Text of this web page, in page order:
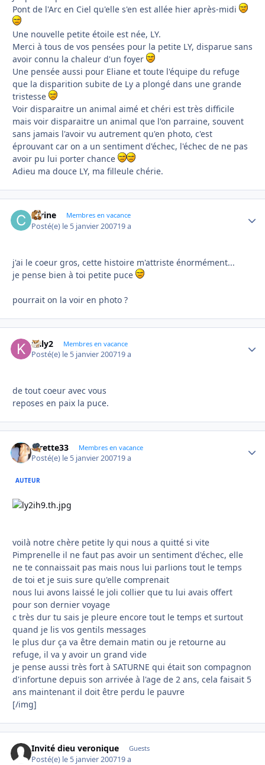
Pont de l'Arc en Ciel qu'elle s'en est allée hier après-midi
Une nouvelle petite étoile est née, LY.
Merci à tous de vos pensées pour la petite LY, disparue sans
avoir connu la chaleur d'un foyer
Une pensée aussi pour Eliane et toute l'équipe du refuge
que la disparition subite de Ly a plongé dans une grande
tristesse
Voir disparaitre un animal aimé et chéri est très difficile
mais voir disparaitre un animal que l'on parraine, souvent
sans jamais l'avoir vu autrement qu'en photo, c'est
éprouvant car on a un sentiment d'échec, l'échec de ne pas
avoir pu lui porter chance
Adieu ma douce LY, ma filleule chérie.
carine Membres en vacance
Posté(e) le 5 janvier 200719 a
j'ai le coeur gros, cette histoire m'attriste énormément...
je pense bien à toi petite puce
pourrait on la voir en photo ?
kaly2 Membres en vacance
Posté(e) le 5 janvier 200719 a
de tout coeur avec vous
reposes en paix la puce.
lorette33 Membres en vacance
Posté(e) le 5 janvier 200719 a
AUTEUR
voilà notre chère petite ly qui nous a quitté si vite
Pimprenelle il ne faut pas avoir un sentiment d'échec, elle
ne te connaissait pas mais nous lui parlions tout le temps
de toi et je suis sure qu'elle comprenait
nous lui avons laissé le joli collier que tu lui avais offert
pour son dernier voyage
c très dur tu sais je pleure encore tout le temps et surtout
quand je lis vos gentils messages
le plus dur ça va être demain matin ou je retourne au
refuge, il va y avoir un grand vide
je pense aussi très fort à SATURNE qui était son compagnon
d'infortune depuis son arrivée à l'age de 2 ans, cela faisait 5
ans maintenant il doit être perdu le pauvre
[/img]
Invité dieu veronique Guests
Posté(e) le 5 janvier 200719 a